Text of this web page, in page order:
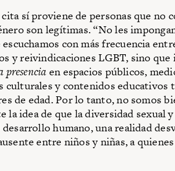
sí proviene de personas que no
son legítimas. “No les
con más frecuencia
y reivindicaciones LGBT, sino
presencia en espacios públicos,
culturales y contenidos educativos
de edad. Por lo tanto, no somos
la idea de que la diversidad sexual
humano, una realidad
entre niños y niñas, a